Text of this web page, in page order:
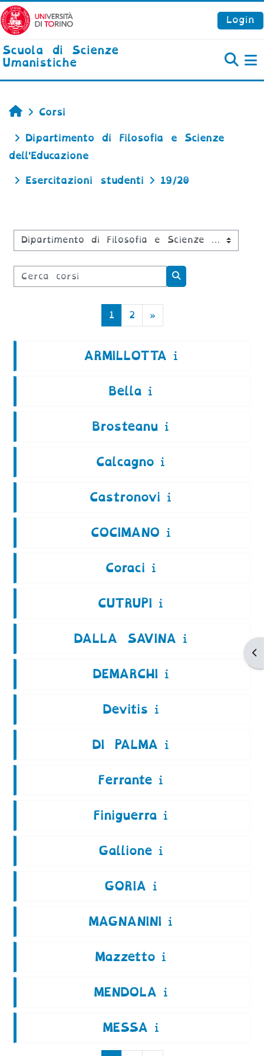
Vai al contenuto principale
Login
Scuola di Scienze
Umanistiche
Home
Corsi
Dipartimento di Filosofia e Scienze
dell'Educazione
Esercitazioni studenti 19/20
Categorie di corso
Cerca corsi
Cerca corsi
1Pagina 1
2Pagina 2
»Pagina successiva
ARMILLOTTA
Bella
Brosteanu
Calcagno
Castronovi
COCIMANO
Coraci
CUTRUPI
DALLA SAVINA
DEMARCHI
Devitis
DI PALMA
Ferrante
Finiguerra
Gallione
GORIA
MAGNANINI
Mazzetto
MENDOLA
MESSA